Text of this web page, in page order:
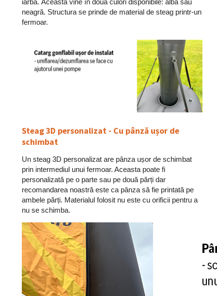
iarbă. Aceasta vine în două culori disponibile: albă sau
neagră. Structura se prinde de material de steag printr-un
fermoar.
Steag 3D personalizat - Cu pânză ușor de
schimbat
Un steag 3D personalizat are pânza ușor de schimbat
prin intermediul unui fermoar. Aceasta poate fi
personalizată pe o parte sau pe două părți dar
recomandarea noastră este ca pânza să fie printată pe
ambele părți. Materialul folosit nu este cu orificii pentru a
nu se schimba.